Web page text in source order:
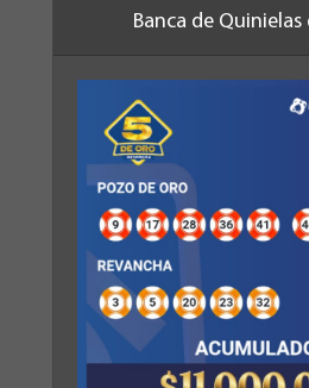
Banca de Quinielas